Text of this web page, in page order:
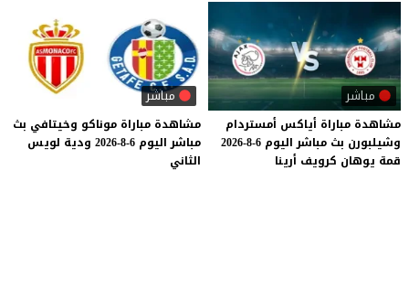
مباشر
مشاهدة مباراة أياكس أمستردام
وشيلبورن بث مباشر اليوم 6-8-2026
قمة يوهان كرويف أرينا
مباشر
مشاهدة مباراة موناكو وخيتافي بث
مباشر اليوم 6-8-2026 ودية لويس
الثاني